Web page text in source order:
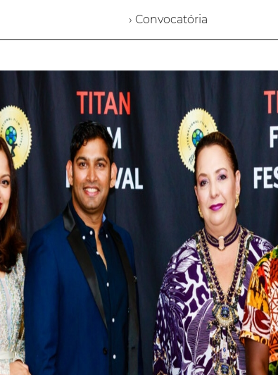
› Convocatória